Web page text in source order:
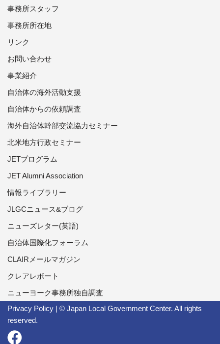
事務所スタッフ
事務所所在地
リンク
お問い合わせ
事業紹介
自治体の海外活動支援
自治体からの依頼調査
海外自治体幹部交流協力セミナー
北米地方行政セミナー
JETプログラム
JET Alumni Association
情報ライブラリー
JLGCニュース&ブログ
ニューズレター(英語)
自治体国際化フォーラム
CLAIRメールマガジン
クレアレポート
ニューヨーク事務所独自調査
Privacy Policy | © Japan Local Government Center. All rights
reserved.